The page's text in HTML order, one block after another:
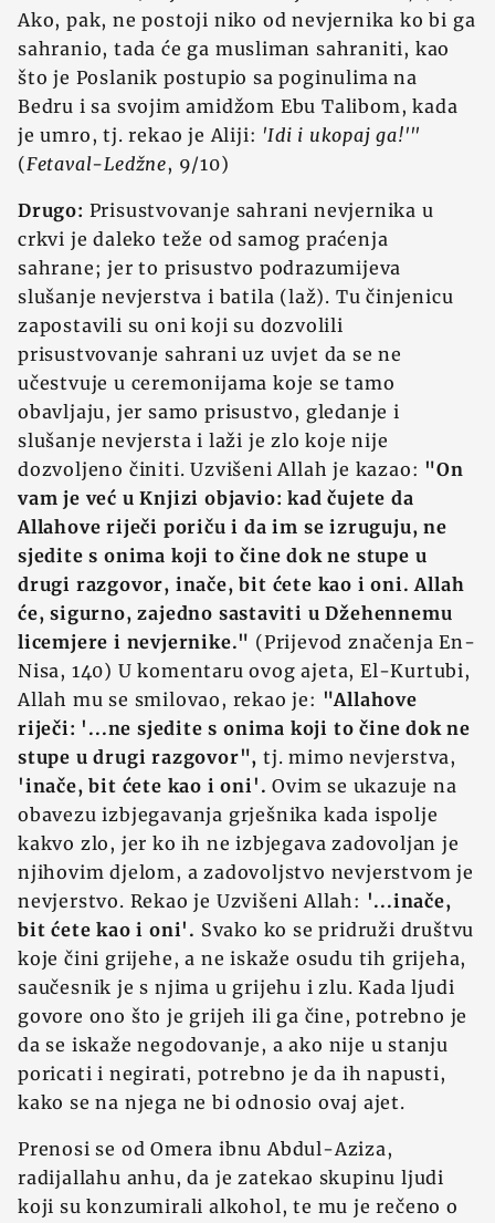
Ako, pak, ne postoji niko od nevjernika ko bi ga
sahranio, tada će ga musliman sahraniti, kao
što je Poslanik postupio sa poginulima na
Bedru i sa svojim amidžom Ebu Talibom, kada
je umro, tj. rekao je Aliji: 'Idi i ukopaj ga!'''
(Fetaval-Ledžne, 9/10)
Drugo: Prisustvovanje sahrani nevjernika u
crkvi je daleko teže od samog praćenja
sahrane; jer to prisustvo podrazumijeva
slušanje nevjerstva i batila (laž). Tu činjenicu
zapostavili su oni koji su dozvolili
prisustvovanje sahrani uz uvjet da se ne
učestvuje u ceremonijama koje se tamo
obavljaju, jer samo prisustvo, gledanje i
slušanje nevjersta i laži je zlo koje nije
dozvoljeno činiti. Uzvišeni Allah je kazao: "On
vam je već u Knjizi objavio: kad čujete da
Allahove riječi poriču i da im se izruguju, ne
sjedite s onima koji to čine dok ne stupe u
drugi razgovor, inače, bit ćete kao i oni. Allah
će, sigurno, zajedno sastaviti u Džehennemu
licemjere i nevjernike." (Prijevod značenja En-
Nisa, 140) U komentaru ovog ajeta, El-Kurtubi,
Allah mu se smilovao, rekao je: "Allahove
riječi: '...ne sjedite s onima koji to čine dok ne
stupe u drugi razgovor", tj. mimo nevjerstva,
'inače, bit ćete kao i oni'. Ovim se ukazuje na
obavezu izbjegavanja grješnika kada ispolje
kakvo zlo, jer ko ih ne izbjegava zadovoljan je
njihovim djelom, a zadovoljstvo nevjerstvom je
nevjerstvo. Rekao je Uzvišeni Allah: '...inače,
bit ćete kao i oni'. Svako ko se pridruži društvu
koje čini grijehe, a ne iskaže osudu tih grijeha,
saučesnik je s njima u grijehu i zlu. Kada ljudi
govore ono što je grijeh ili ga čine, potrebno je
da se iskaže negodovanje, a ako nije u stanju
poricati i negirati, potrebno je da ih napusti,
kako se na njega ne bi odnosio ovaj ajet.
Prenosi se od Omera ibnu Abdul-Aziza,
radijallahu anhu, da je zatekao skupinu ljudi
koji su konzumirali alkohol, te mu je rečeno o